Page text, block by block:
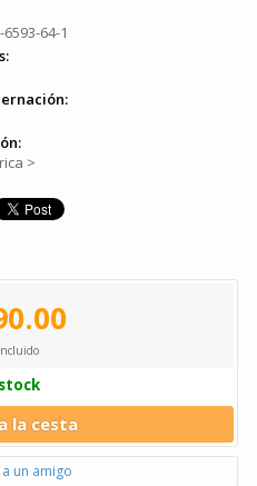
64-1
>
la cesta
un amigo